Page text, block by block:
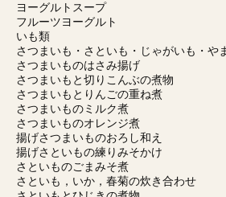
ヨーグルトスープ
フルーツヨーグルト
いも類
さつまいも・さといも・じゃがいも・や
さつまいものはさみ揚げ
さつまいもと切りこんぶの煮物
さつまいもとりんごの重ね煮
さつまいものミルク煮
さつまいものオレンジ煮
揚げさつまいものおろし和え
揚げさといもの練りみそかけ
さといものごまみそ煮
さといも，いか，春菊の炊き合わせ